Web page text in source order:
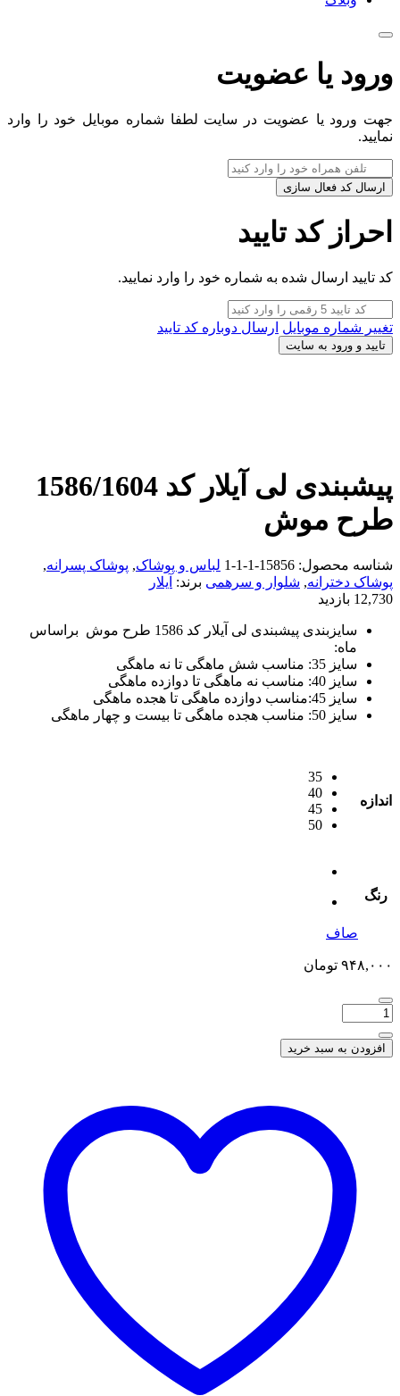
ورود یا عضویت
جهت ورود یا عضویت در سایت لطفا شماره موبایل خود را وارد
نمایید.
ارسال کد فعال سازی
احراز کد تایید
کد تایید ارسال شده به شماره خود را وارد نمایید.
تغییر شماره موبایل ارسال دوباره کد تایید
تایید و ورود به سایت
پیشبندی لی آیلار کد 1586/1604
طرح موش
شناسه محصول: 15856-1-1-1 لباس و پوشاک, پوشاک پسرانه,
پوشاک دخترانه, شلوار و سرهمی برند: آیلار
12,730 بازدید
سایزبندی پیشبندی لی آیلار کد 1586 طرح موش براساس
ماه:
سایز 35: مناسب شش ماهگی تا نه ماهگی
سایز 40: مناسب نه ماهگی تا دوازده ماهگی
سایز 45:مناسب دوازده ماهگی تا هجده ماهگی
سایز 50: مناسب هجده ماهگی تا بیست و چهار ماهگی
اندازه
35
40
45
50
رنگ
صاف
۹۴۸,۰۰۰ تومان
افزودن به سبد خرید